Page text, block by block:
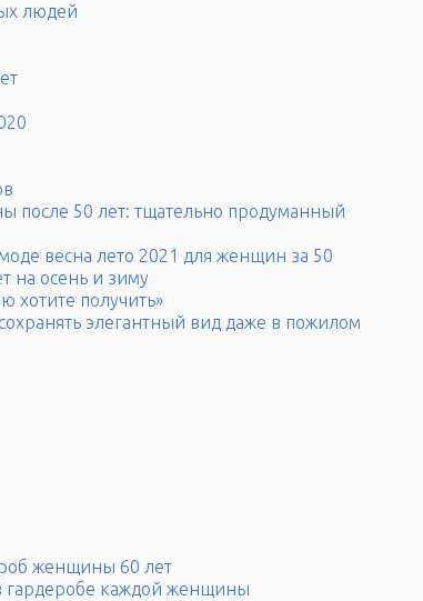
людей
после 50 лет: тщательно продуманный
весна лето 2021 для женщин за 50
на осень и зиму
хотите получить»
элегантный вид даже в пожилом
женщины 60 лет
гардеробе каждой женщины